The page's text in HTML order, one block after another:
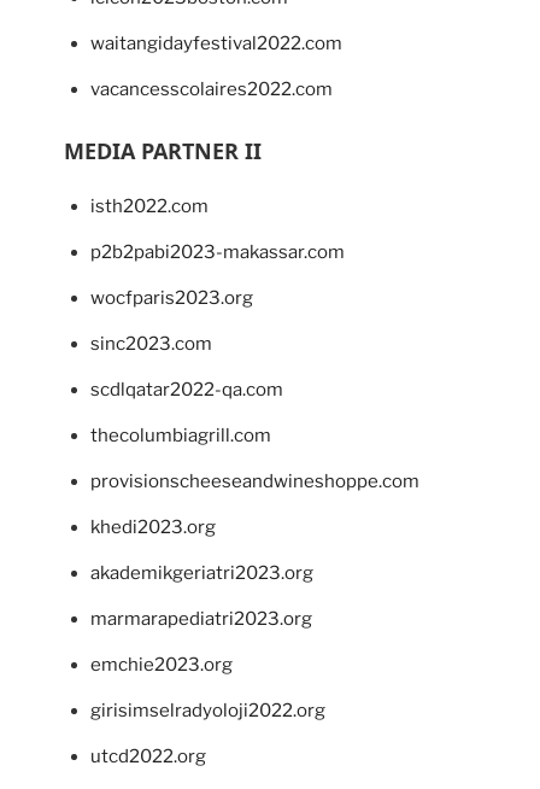
waitangidayfestival2022.com
vacancesscolaires2022.com
MEDIA PARTNER II
isth2022.com
p2b2pabi2023-makassar.com
wocfparis2023.org
sinc2023.com
scdlqatar2022-qa.com
thecolumbiagrill.com
provisionscheeseandwineshoppe.com
khedi2023.org
akademikgeriatri2023.org
marmarapediatri2023.org
emchie2023.org
girisimselradyoloji2022.org
utcd2022.org